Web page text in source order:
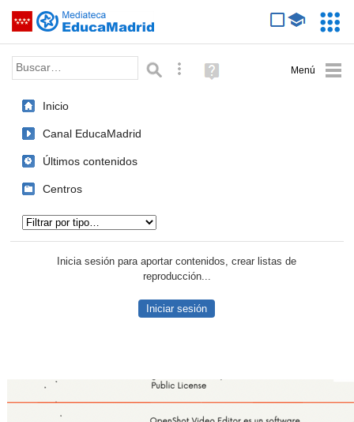
Saltar navegación
Palabra o frase: Búsqueda avanzada
Ayuda
(en
Inicio
Canal EducaMadrid
Últimos contenidos
Centros
Inicia sesión para aportar contenidos, crear listas de
reproducción...
Iniciar sesión